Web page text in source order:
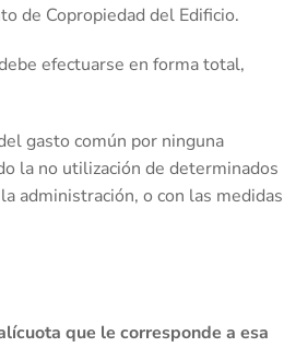
de Copropiedad del Edificio.
efectuarse en forma total,
gasto común por ninguna
la no utilización de determinados
administración, o con las medidas
que le corresponde a esa